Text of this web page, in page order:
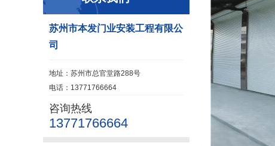
苏州市本发门业安装工程有限公
司
地址：苏州市总官堂路288号
电话：13771766664
咨询热线
13771766664